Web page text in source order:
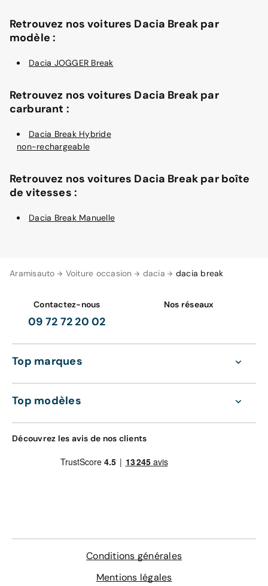
Aramisauto Voiture occasion dacia dacia break
Retrouvez nos voitures Dacia Break par
modèle :
Dacia JOGGER Break
Retrouvez nos voitures Dacia Break par
carburant :
Dacia Break Hybride
non-rechargeable
Retrouvez nos voitures Dacia Break par boîte
de vitesses :
Dacia Break Manuelle
Contactez-nous
09 72 72 20 02
Nos réseaux
Top marques
Top modèles
Découvrez les avis de nos clients
Conditions générales
Mentions légales